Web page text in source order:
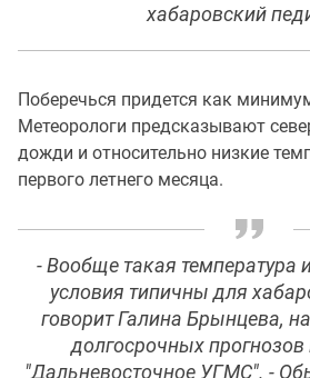
хабаровский
Поберечься придется как
Метеорологи предсказывают
дожди и относительно низкие
первого летнего месяца.
- Вообще такая температура
условия типичны для
говорит Галина Брынцева,
долгосрочных
"Дальневосточное УГМС". -